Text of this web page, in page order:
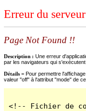
Erreur du
Page Not Found !!
Description : Une erreur
par les navigateurs qui
Détails = Pour permettre
valeur "off" à l'attribut "mode" de
<!-- Fichier de